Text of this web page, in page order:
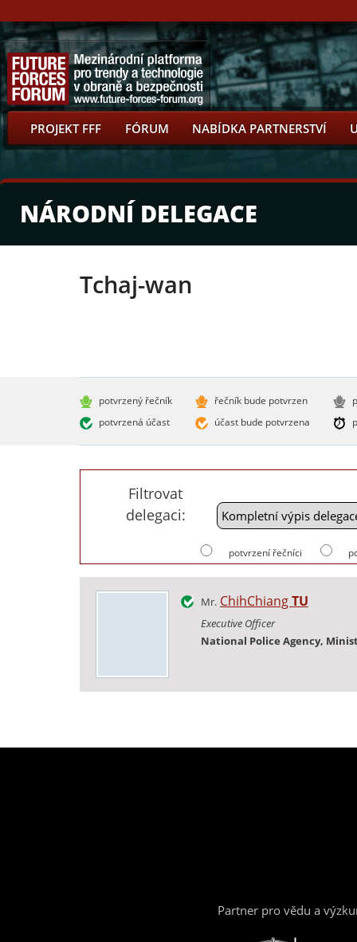
PROJEKT FFF FÓRUM NABÍDKA PARTNERSTVÍ
NÁRODNÍ DELEGACE
Tchaj-wan
potvrzený řečník
potvrzená účast
řečník bude potvrzen
účast bude potvrzena
Filtrovat
delegaci:
potvrzení řečníci
Mr. ChihChiangTU
Executive Officer
National Police Agency,
Partner pro vědu a